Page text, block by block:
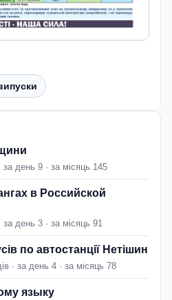
за день 9 · за місяць 145
в Российской
за день 3 · за місяць 91
по автостанції Нетішин
· за день 4 · за місяць 78
языку